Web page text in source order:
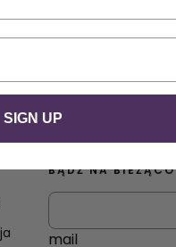
BĄDŹ NA BIEŻĄCO
mail
SIGN UP